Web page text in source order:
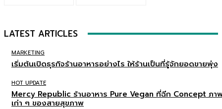
LATEST ARTICLES
MARKETING
เริ่มต้นเปิดธุรกิจร้านอาหารอย่างไร ให้ร้านเป็นที่รู้จักยอดขายพุ่ง
HOT UPDATE
Mercy Republic ร้านอาหาร Pure Vegan ที่ฉีก Concept ภา
เก่า ๆ ของสายสุขภาพ